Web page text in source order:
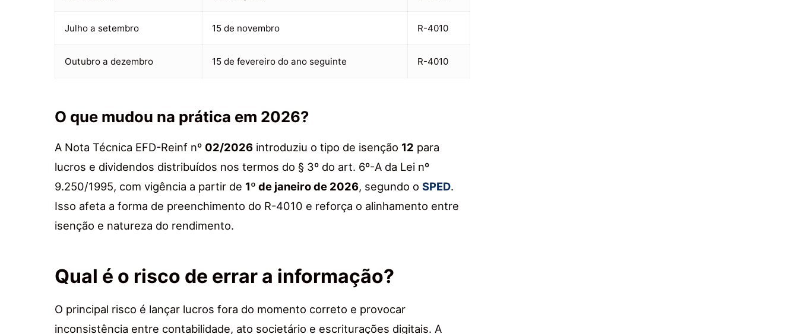
Julho a setembro 15 de novembro R-4010
Outubro a dezembro 15 de fevereiro do ano seguinte R-4010
O que mudou na prática em 2026?
A Nota Técnica EFD-Reinf nº 02/2026 introduziu o tipo de isenção 12 para
lucros e dividendos distribuídos nos termos do § 3º do art. 6º-A da Lei nº
9.250/1995, com vigência a partir de 1º de janeiro de 2026, segundo o SPED.
Isso afeta a forma de preenchimento do R-4010 e reforça o alinhamento entre
isenção e natureza do rendimento.
Qual é o risco de errar a informação?
O principal risco é lançar lucros fora do momento correto e provocar
inconsistência entre contabilidade, ato societário e escriturações digitais. A